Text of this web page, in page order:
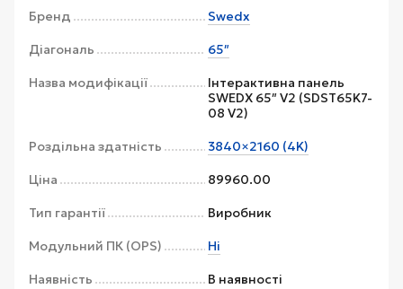
Бренд Swedx
Діагональ 65″
Назва модифікації
Інтерактивна панель
SWEDX 65″ V2 (SDST65K7-
08 V2)
Роздільна здатність 3840×2160 (4K)
Ціна 89960.00
Тип гарантії Виробник
Модульний ПК (OPS) Ні
Наявність В наявності